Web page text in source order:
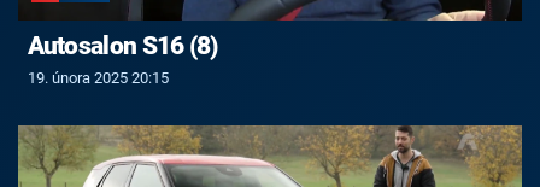
Autosalon S16 (8)
19. února 2025 20:15